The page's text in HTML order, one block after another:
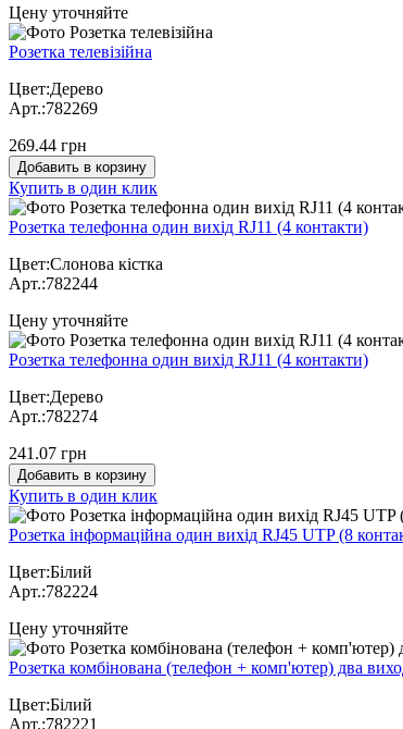
Цену уточняйте
Розетка телевізійна
Цвет:Дерево
Арт.:782269
269.44 грн
Добавить в корзину
Купить в один клик
Розетка телефонна один вихід RJ11 (4 контакти)
Цвет:Слонова кістка
Арт.:782244
Цену уточняйте
Розетка телефонна один вихід RJ11 (4 контакти)
Цвет:Дерево
Арт.:782274
241.07 грн
Добавить в корзину
Купить в один клик
Розетка інформаційна один вихід RJ45 UTP (8
Цвет:Білий
Арт.:782224
Цену уточняйте
Розетка комбінована (телефон + комп'ютер) два
Цвет:Білий
Арт.:782221